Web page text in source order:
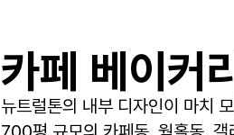
카페 베이커
뉴트럴톤의 내부 디자인이 마치